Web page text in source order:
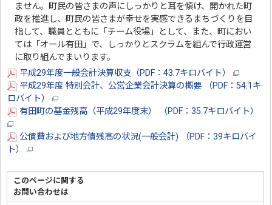
ません。町民の皆さまの声にしっかりと耳を傾け、開かれた町
政を推進し、町民の皆さまが幸せを実感できるまちづくりを目
指して、職員とともに「チーム役場」として、また、町におい
ては「オール有田」で、しっかりとスクラムを組んで行政運営
に取り組んでまいります。
平成29年度一般会計決算収支（PDF：43.7キロバイト）
平成29年度 特別会計、公営企業会計決算の概要 （PDF：54.1キ
ロバイト）
有田町の基金残高（平成29年度末） （PDF：35.7キロバイト）
公債費および地方債残高の状況(一般会計) （PDF：39キロバイ
ト）
このページに関する
お問い合わせは